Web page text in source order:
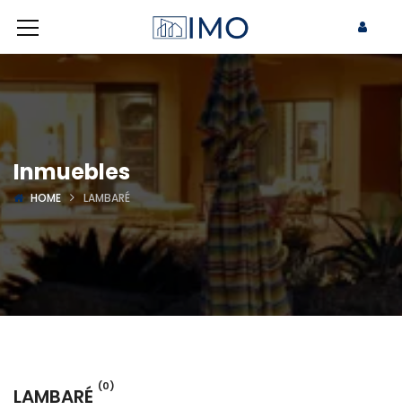
Inmuebles
HOME LAMBARÉ
LAMBARÉ (0)